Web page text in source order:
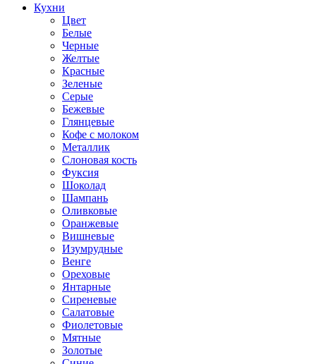
Кухни
Цвет
Белые
Черные
Желтые
Красные
Зеленые
Серые
Бежевые
Глянцевые
Кофе с молоком
Металлик
Слоновая кость
Фуксия
Шоколад
Шампань
Оливковые
Оранжевые
Вишневые
Изумрудные
Венге
Ореховые
Янтарные
Сиреневые
Салатовые
Фиолетовые
Мятные
Золотые